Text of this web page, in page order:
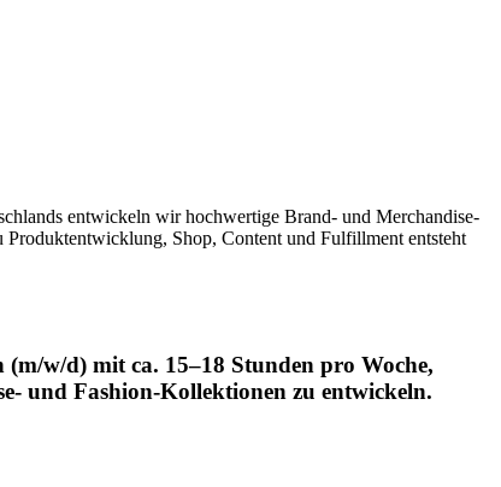
entwickeln wir hochwertige Brand- und Merchandise-
Shop, Content und Fulfillment entsteht
w/d) mit ca. 15–18 Stunden pro Woche,
und Fashion-Kollektionen zu entwickeln.